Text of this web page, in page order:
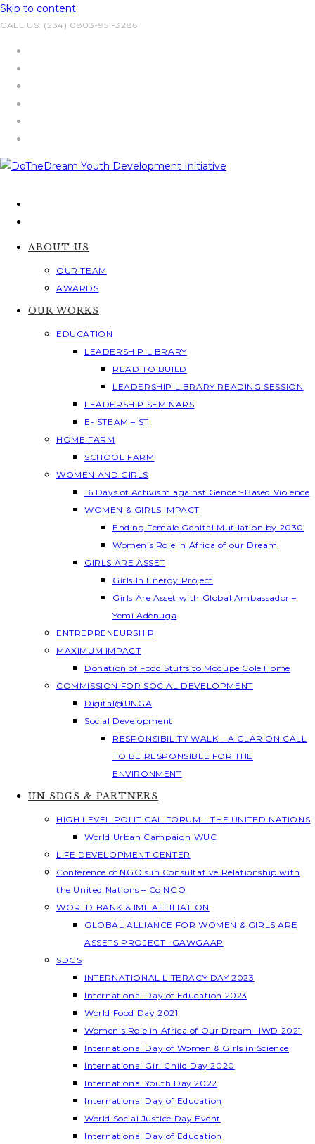
Skip to content
CALL US: (234) 0803-951-3286
ABOUT US
OUR TEAM
AWARDS
OUR WORKS
EDUCATION
LEADERSHIP LIBRARY
READ TO BUILD
LEADERSHIP LIBRARY READING SESSION
LEADERSHIP SEMINARS
E- STEAM – STI
HOME FARM
SCHOOL FARM
WOMEN AND GIRLS
16 Days of Activism against Gender-Based Violence
WOMEN & GIRLS IMPACT
Ending Female Genital Mutilation by 2030
Women’s Role in Africa of our Dream
GIRLS ARE ASSET
Girls In Energy Project
Girls Are Asset with Global Ambassador –
Yemi Adenuga
ENTREPRENEURSHIP
MAXIMUM IMPACT
Donation of Food Stuffs to Modupe Cole Home
COMMISSION FOR SOCIAL DEVELOPMENT
Digital@UNGA
Social Development
RESPONSIBILITY WALK – A CLARION CALL
TO BE RESPONSIBLE FOR THE
ENVIRONMENT
UN SDGS & PARTNERS
HIGH LEVEL POLITICAL FORUM – THE UNITED NATIONS
World Urban Campaign WUC
LIFE DEVELOPMENT CENTER
Conference of NGO’s in Consultative Relationship with
the United Nations – Co NGO
WORLD BANK & IMF AFFILIATION
GLOBAL ALLIANCE FOR WOMEN & GIRLS ARE
ASSETS PROJECT -GAWGAAP
SDGS
INTERNATIONAL LITERACY DAY 2023
International Day of Education 2023
World Food Day 2021
Women’s Role in Africa of Our Dream- IWD 2021
International Day of Women & Girls in Science
International Girl Child Day 2020
International Youth Day 2022
International Day of Education
World Social Justice Day Event
International Day of Education